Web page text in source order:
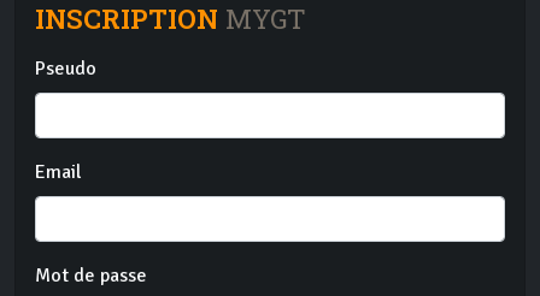
INSCRIPTION MYGT
Pseudo
Email
Mot de passe